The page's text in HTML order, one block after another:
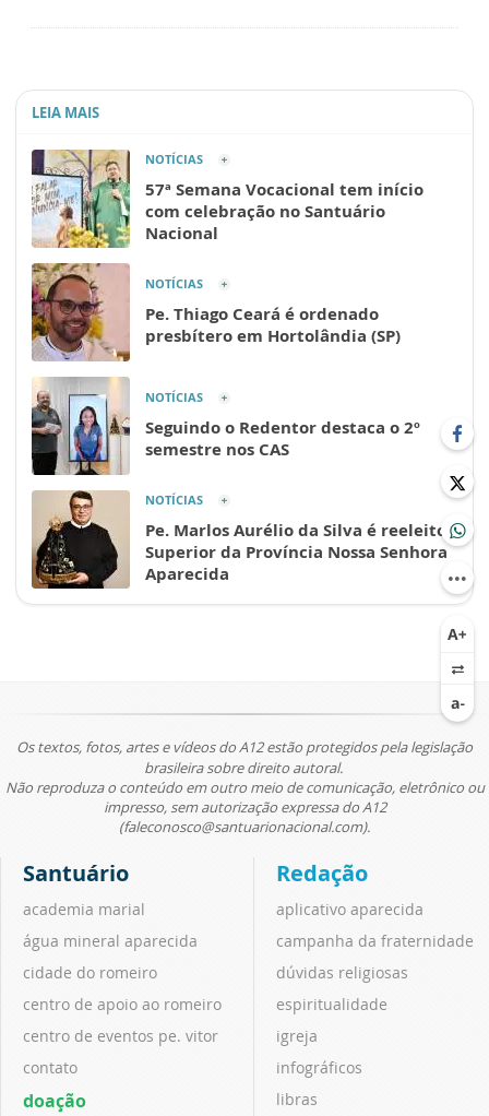
LEIA MAIS
NOTÍCIAS
57ª Semana Vocacional tem início
com celebração no Santuário
Nacional
NOTÍCIAS
Pe. Thiago Ceará é ordenado
presbítero em Hortolândia (SP)
NOTÍCIAS
Seguindo o Redentor destaca o 2º
semestre nos CAS
NOTÍCIAS
Pe. Marlos Aurélio da Silva é reeleito
Superior da Província Nossa Senhora
Aparecida
Os textos, fotos, artes e vídeos do A12 estão protegidos pela legislação
brasileira sobre direito autoral.
Não reproduza o conteúdo em outro meio de comunicação, eletrônico ou
impresso, sem autorização expressa do A12
(faleconosco@santuarionacional.com).
Santuário
academia marial
água mineral aparecida
cidade do romeiro
centro de apoio ao romeiro
centro de eventos pe. vitor
contato
doação
Redação
aplicativo aparecida
campanha da fraternidade
dúvidas religiosas
espiritualidade
igreja
infográficos
libras